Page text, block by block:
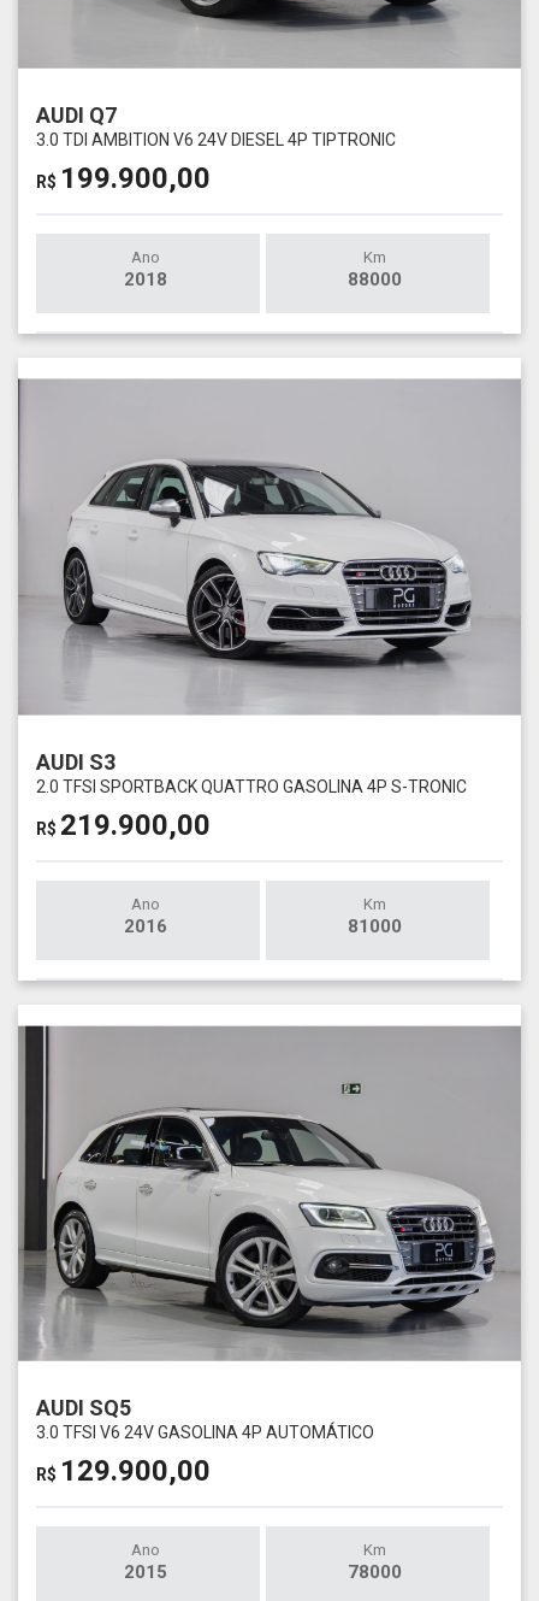
AUDI Q7
3.0 TDI AMBITION V6 24V DIESEL 4P TIPTRONIC
R$ 199.900,00
Ano
2018
Km
88000
AUDI S3
2.0 TFSI SPORTBACK QUATTRO GASOLINA 4P S-TRONIC
R$ 219.900,00
Ano
2016
Km
81000
AUDI SQ5
3.0 TFSI V6 24V GASOLINA 4P AUTOMÁTICO
R$ 129.900,00
Ano
2015
Km
78000